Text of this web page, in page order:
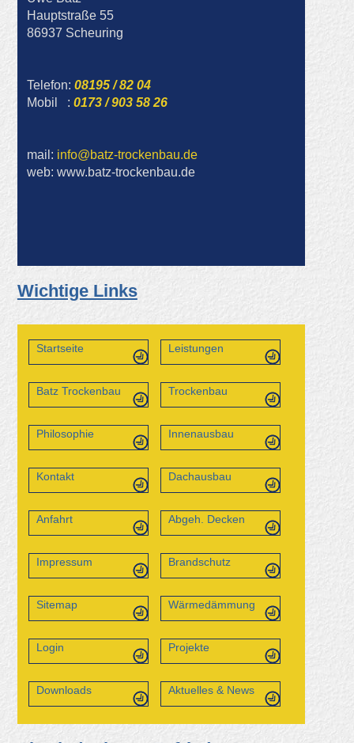
Bilder 1+2 von Generalvertretung Allianz Bernhard Storhas in
Landsberg - Trennwand mit Durchgang
Hauptstraße 55
86937 Scheuring
Telefon: 08195 / 82 04
Mobil : 0173 / 903 58 26
mail: info@batz-trockenbau.de
web: www.batz-trockenbau.de
Wichtige Links
Startseite
Batz Trockenbau
Philosophie
Kontakt
Anfahrt
Impressum
Sitemap
Login
Downloads
Leistungen
Trockenbau
Innenausbau
Dachausbau
Abgeh. Decken
Brandschutz
Wärmedämmung
Projekte
Aktuelles & News